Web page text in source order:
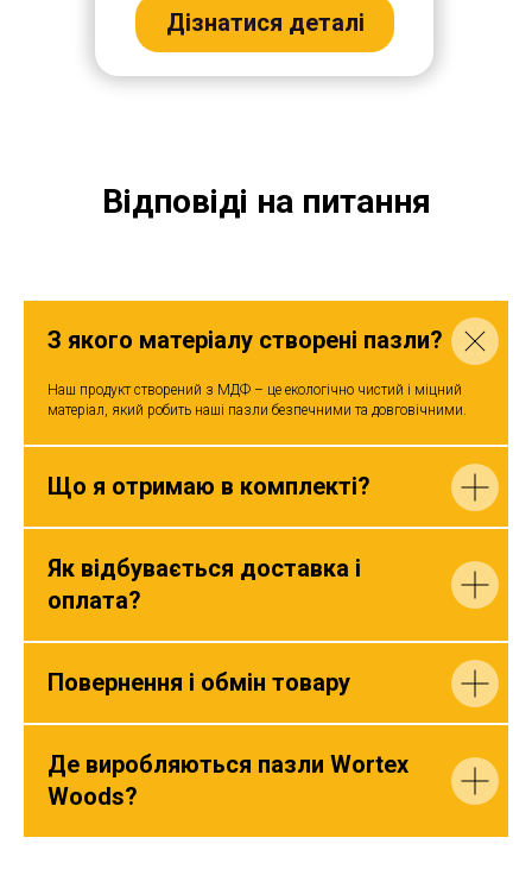
Дізнатися деталі
Відповіді на питання
З якого матеріалу створені пазли?
Наш продукт створений з МДФ – це екологічно чистий і міцний
матеріал, який робить наші пазли безпечними та довговічними.
Що я отримаю в комплекті?
Як відбувається доставка і
оплата?
Повернення і обмін товару
Де виробляються пазли Wortex
Woods?